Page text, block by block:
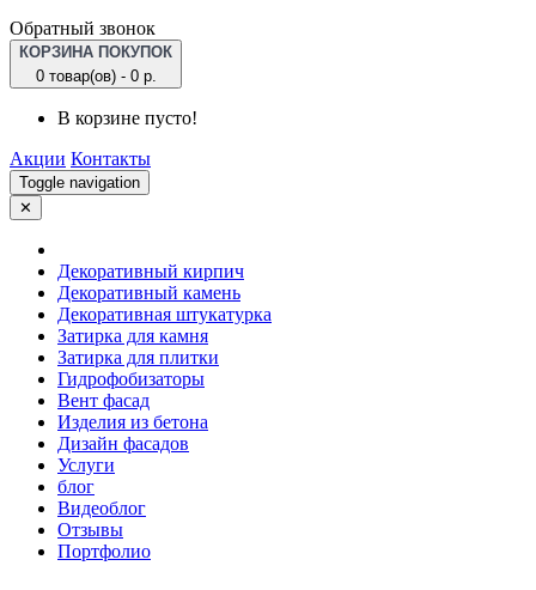
Обратный звонок
КОРЗИНА ПОКУПОК
0 товар(ов) - 0 р.
В корзине пусто!
Акции Контакты
Toggle navigation
✕
Декоративный кирпич
Декоративный камень
Декоративная штукатурка
Затирка для камня
Затирка для плитки
Гидрофобизаторы
Вент фасад
Изделия из бетона
Дизайн фасадов
Услуги
блог
Видеоблог
Отзывы
Портфолио